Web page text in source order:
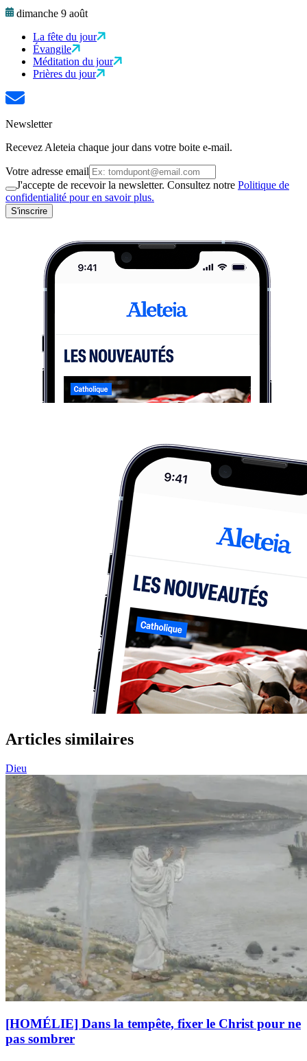
dimanche 9 août
La fête du jour
Évangile
Méditation du jour
Prières du jour
Newsletter
Recevez Aleteia chaque jour dans votre boite e-mail.
Votre adresse email
J'accepte de recevoir la newsletter. Consultez notre Politique de
confidentialité pour en savoir plus.
S'inscrire
Articles similaires
Dieu
[HOMÉLIE] Dans la tempête, fixer le Christ pour ne
pas sombrer